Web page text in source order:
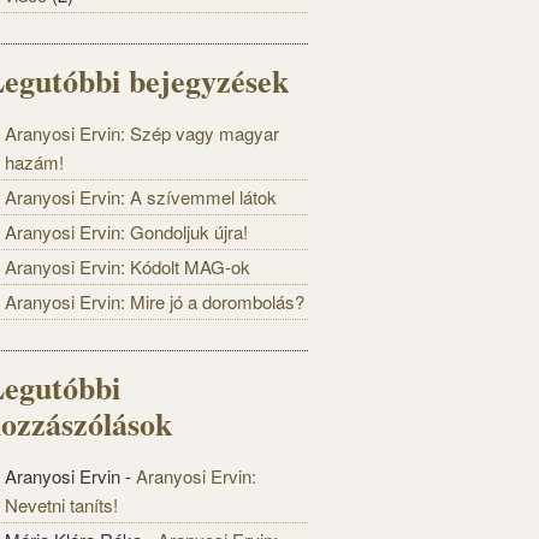
bejegyzések
Aranyosi Ervin: Szép vagy magyar
hazám!
Aranyosi Ervin: A szívemmel látok
Aranyosi Ervin: Gondoljuk újra!
Aranyosi Ervin: Kódolt MAG-ok
Aranyosi Ervin: Mire jó a dorombolás?
Aranyosi Ervin-Aranyosi Ervin:
Nevetni taníts!